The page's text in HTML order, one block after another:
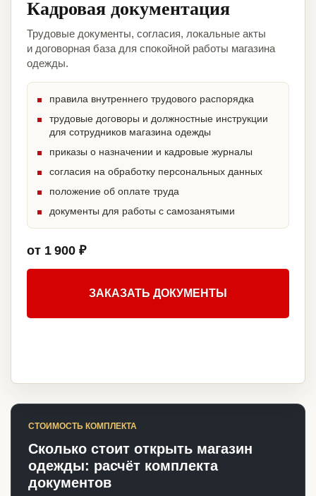
Кадровая документация
Трудовые документы, согласия, локальные акты
и договорная база для спокойной работы магазина
одежды.
правила внутреннего трудового распорядка
трудовые договоры и должностные инструкции
для сотрудников магазина одежды
приказы о назначении и кадровые журналы
согласия на обработку персональных данных
положение об оплате труда
документы для работы с самозанятыми
от 1 900 ₽
ЗАКАЗАТЬ ДОКУМЕНТЫ
СТОИМОСТЬ КОМПЛЕКТА
Сколько стоит открыть магазин
одежды: расчёт комплекта
документов